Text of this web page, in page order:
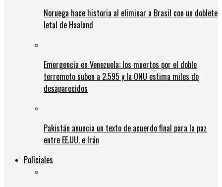
Noruega hace historia al eliminar a Brasil con un doblete
letal de Haaland
Emergencia en Venezuela: los muertos por el doble
terremoto suben a 2.595 y la ONU estima miles de
desaparecidos
Pakistán anuncia un texto de acuerdo final para la paz
entre EE.UU. e Irán
Policiales